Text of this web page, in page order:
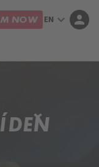
NOW EN expand_more person